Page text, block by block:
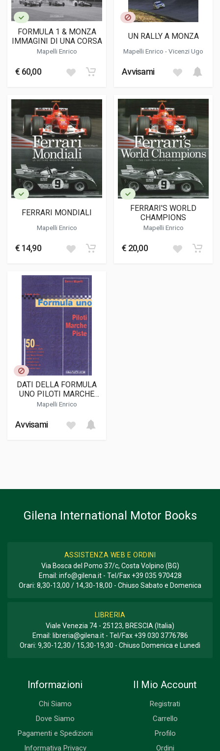
FORMULA 1 & MONZA
IMMAGINI DI UNA CORSA
Mapelli Enrico
€ 60,00
UN RALLY A MONZA
Mapelli Enrico -Vicenzi Ugo
Avvisami
FERRARI MONDIALI
Mapelli Enrico
€ 14,90
FERRARI'S WORLD
CHAMPIONS
Mapelli Enrico
€ 20,00
DATI DELLA FORMULA
UNO PILOTI MARCHE
PISTE, I
Mapelli Enrico
Avvisami
Gilena International Motor Books
ASSISTENZA WEB E ORDINI
Via Bosca del Pomo 37/c, Costa Volpino (BG)
Email: info@gilena.it- Tel/Fax +39 035 970428
Orari: 8,30-13,00 / 14,30-18,00 - Chiuso Sabato e Domenica
LIBRERIA
Viale Venezia 74 - 25123, BRESCIA (Italia)
Email: libreria@gilena.it- Tel/Fax +39 030 3776786
Orari: 9,30-12,30 / 15,30-19,30 - Chiuso Domenica e Lunedì
Informazioni
Chi Siamo
Dove Siamo
Pagamenti e Spedizioni
Informativa Privacy
Il Mio Account
Registrati
Carrello
Profilo
Ordini